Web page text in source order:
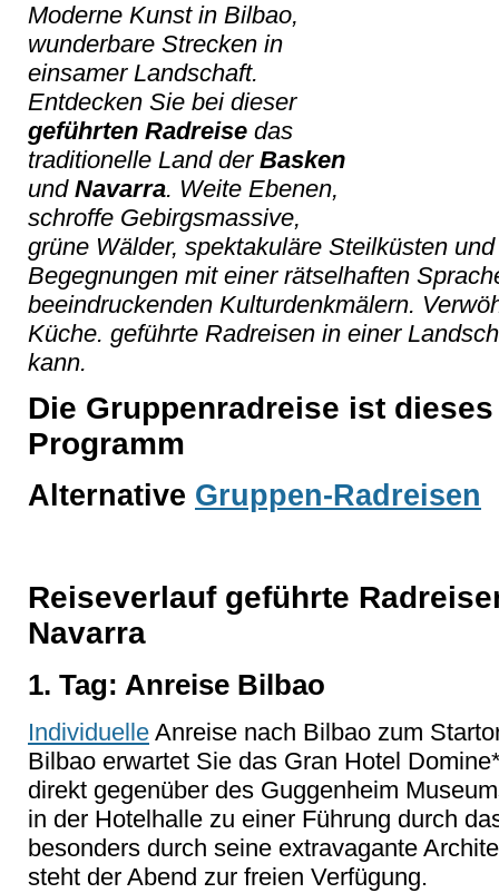
Moderne Kunst in Bilbao,
wunderbare Strecken in
einsamer Landschaft.
Entdecken Sie bei dieser
geführten Radreise das
traditionelle Land der Basken
und Navarra. Weite Ebenen,
schroffe Gebirgsmassive,
grüne Wälder, spektakuläre Steilküsten
Begegnungen mit einer rätselhaften
beeindruckenden Kulturdenkmälern.
Küche. geführte Radreisen in einer
kann.
Die Gruppenradreise ist
Programm
Alternative Gruppen-Radreisen
Reiseverlauf geführte
Navarra
1. Tag: Anreise Bilbao
Individuelle Anreise nach Bilbao zum
Bilbao erwartet Sie das Gran Hotel
direkt gegenüber des Guggenheim
in der Hotelhalle zu einer Führung durch
besonders durch seine extravagante
steht der Abend zur freien Verfügung.